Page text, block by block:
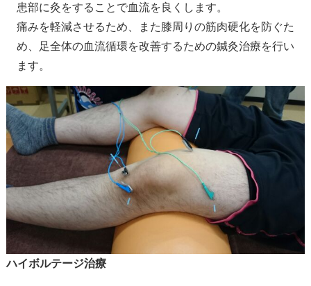
患部に灸をすることで血流を良くします。
痛みを軽減させるため、また膝周りの筋肉硬化を防ぐた
め、足全体の血流循環を改善するための鍼灸治療を行い
ます。
ハイボルテージ治療